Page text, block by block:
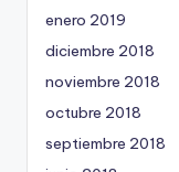
enero 2019
diciembre 2018
noviembre 2018
octubre 2018
septiembre 2018